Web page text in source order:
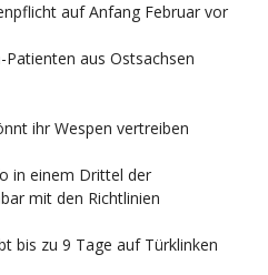
auf Anfang Februar vor
aus Ostsachsen
ihr Wespen vertreiben
in einem Drittel der
mit den Richtlinien
bis zu 9 Tage auf Türklinken